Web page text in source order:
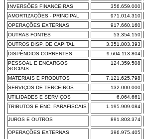
INVERSÕES FINANCEIRAS
356.659.000
AMORTIZAÇÕES - PRINCIPAL
971.014.310
OPERAÇÕES EXTERNAS
917.660.160
OUTRAS FONTES
53.354.150
OUTROS DISP. DE CAPITAL
3.351.803.393
DISPÊNDIOS CORRENTES
9.604.113.804
PESSOAL E ENCARGOS
SOCIAIS
124.359.508
MATERIAIS E PRODUTOS 7.121.625.798
SERVIÇOS DE TERCEIROS
132.000.000
UTILIDADES E SERVIÇOS
6.064.661
TRIBUTOS E ENC. PARAFISCAIS
1.195.909.084
JUROS E OUTROS 891.803.374
OPERAÇÕES EXTERNAS 396.975.405